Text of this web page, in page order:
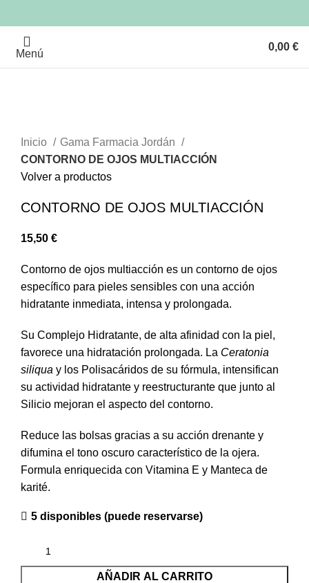
Menú
0,00 €
Inicio
Gama Farmacia Jordán
CONTORNO DE OJOS MULTIACCIÓN
Volver a productos
CONTORNO DE OJOS MULTIACCIÓN
15,50 €
Contorno de ojos multiacción es un contorno de ojos
específico para pieles sensibles con una acción
hidratante inmediata, intensa y prolongada.
Su Complejo Hidratante, de alta afinidad con la piel,
favorece una hidratación prolongada. La Ceratonia
siliqua y los Polisacáridos de su fórmula, intensifican
su actividad hidratante y reestructurante que junto al
Silicio mejoran el aspecto del contorno.
Reduce las bolsas gracias a su acción drenante y
difumina el tono oscuro característico de la ojera.
Formula enriquecida con Vitamina E y Manteca de
karité.
5 disponibles (puede reservarse)
AÑADIR AL CARRITO